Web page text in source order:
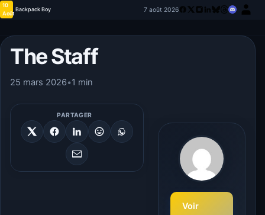
10
Août
Backpack Boy 7 août 2026
The Staff
25 mars 2026•1 min
PARTAGER
Voir